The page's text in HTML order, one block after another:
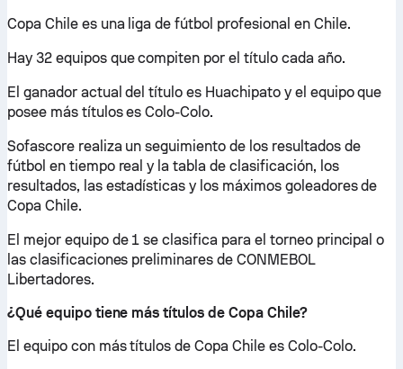
Copa Chile es una liga de fútbol profesional en Chile.
Hay 32 equipos que compiten por el título cada año.
El ganador actual del título es Huachipato y el equipo que
posee más títulos es Colo-Colo.
Sofascore realiza un seguimiento de los resultados de
fútbol en tiempo real y la tabla de clasificación, los
resultados, las estadísticas y los máximos goleadores de
Copa Chile.
El mejor equipo de 1 se clasifica para el torneo principal o
las clasificaciones preliminares de CONMEBOL
Libertadores.
¿Qué equipo tiene más títulos de Copa Chile?
El equipo con más títulos de Copa Chile es Colo-Colo.